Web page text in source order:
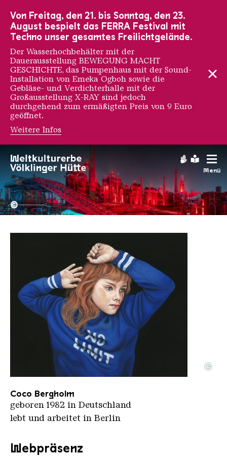
Menü
Coco Bergholm
Hochofengruppe in Rot
Copyright:
©
Portrait Coco Bergholm55x68cm 2022NO LIMIT
Copyright: Coco Bergholm
©
Coco Bergholm
geboren 1982 in Deutschland
lebt und arbeitet in Berlin
Webpräsenz
Von Freitag, den 21. bis Sonntag, den 23.
August bespielt das FERRA Festival mit
Techno unser gesamtes Freilichtgelände.
Der Wasserhochbehälter mit der
Dauerausstellung BEWEGUNG MACHT
GESCHICHTE, das Pumpenhaus mit der Sound-
Installation von Emeka Ogboh sowie die
Gebläse- und Verdichterhalle mit der
Großausstellung X-RAY sind jedoch
durchgehend zum ermäßigten Preis von 9 Euro
geöffnet.
Weitere Infos